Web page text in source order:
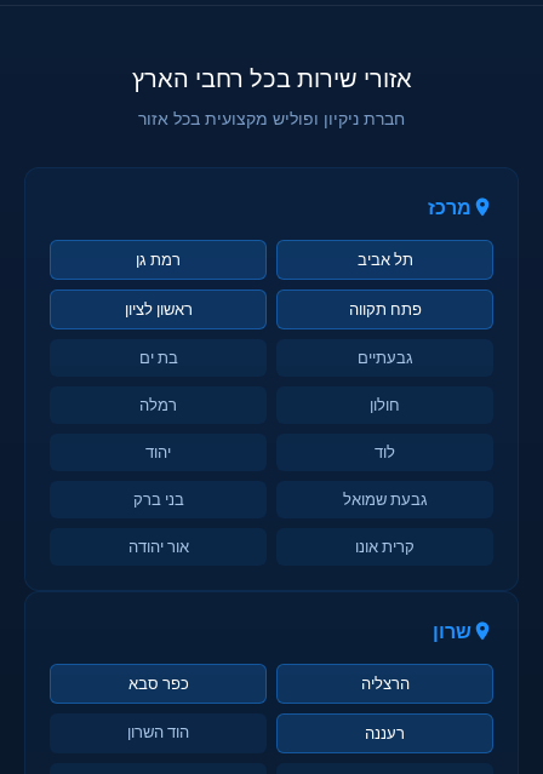
אזורי שירות בכל רחבי הארץ
חברת ניקיון ופוליש מקצועית בכל אזור
מרכז
תל אביב רמת גן
פתח תקווה ראשון לציון
גבעתיים בת ים
חולון רמלה
לוד יהוד
גבעת שמואל בני ברק
קרית אונו אור יהודה
שרון
הרצליה כפר סבא
רעננה הוד השרון